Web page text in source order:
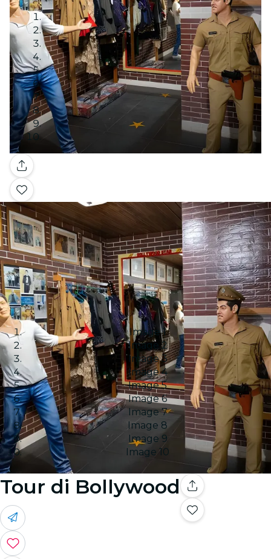
Galleria
Image 1
Image 2
Image 3
Image 4
Image 5
Image 6
Image 7
Image 8
Image 9
Image 10
Tour di Bollywood